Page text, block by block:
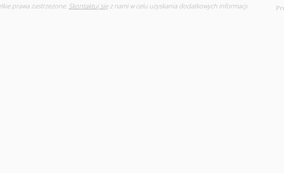
prawa zastrzeżone. Skontaktuj sięz nami w celu uzyskania dodatkowych informacji